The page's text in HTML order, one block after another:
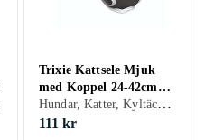
Trixie Kattsele Mjuk
med Koppel 24-42cm
1,20m
Hundar, Katter, Kyltäcke/Kylväst, Svart, Grå, Brun, Röd, Creme/Beige, M
111 kr